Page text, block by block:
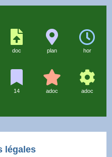
doc plan hor
14 adoc adoc
légales